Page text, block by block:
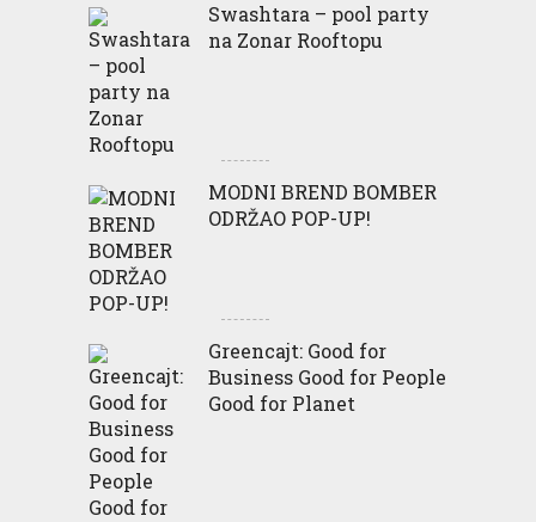
Swashtara – pool party
na Zonar Rooftopu
MODNI BREND BOMBER
ODRŽAO POP-UP!
Greencajt: Good for
Business Good for People
Good for Planet